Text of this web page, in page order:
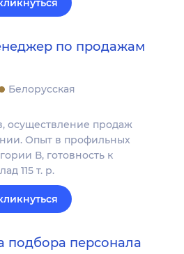
по продажам
Белорусская
осуществление продаж
Опыт в профильных
В, готовность к
115 т. р.
подбора персонала